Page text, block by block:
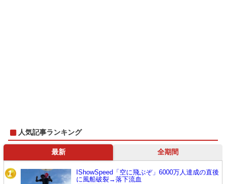
人気記事ランキング
最新 全期間
1
IShowSpeed「空に飛ぶぞ」6000万人達成の直後
に風船破裂→落下流血